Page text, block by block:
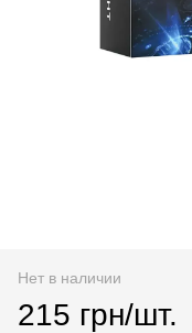
Нет в наличии
215 грн/шт.